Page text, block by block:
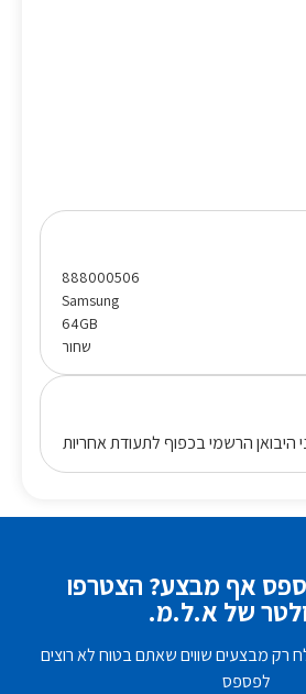
888000506
Samsung
64GB
שחור
היבואן הרשמי בכפוף לתעודת אחריות
אף מבצע? הצטרפו
של א.ל.מ.
רק מבצעים שווים שאתם בטוח לא רוצים
לפספס